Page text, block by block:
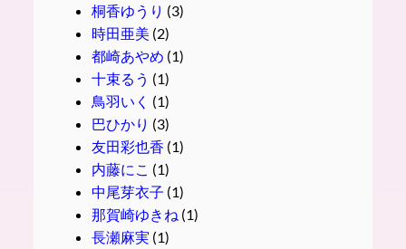
桐香ゆうり (3)
時田亜美 (2)
都崎あやめ (1)
十束るう (1)
鳥羽いく (1)
巴ひかり (3)
友田彩也香 (1)
内藤にこ (1)
中尾芽衣子 (1)
那賀崎ゆきね (1)
長瀬麻実 (1)